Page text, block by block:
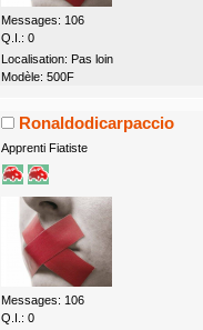
Messages: 106
Q.I.: 0
Localisation: Pas loin
Modèle: 500F
Ronaldodicarpaccio
Apprenti Fiatiste
Messages: 106
Q.I.: 0